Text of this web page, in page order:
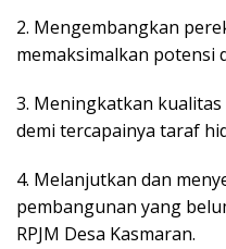
2. Mengembangkan
memaksimalkan potensi
3. Meningkatkan kualitas
demi tercapainya taraf
4. Melanjutkan dan
pembangunan yang
RPJM Desa Kasmaran.